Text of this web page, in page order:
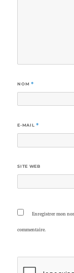
NOM *
E-MAIL *
SITE WEB
Enregistrer mon
commentaire.